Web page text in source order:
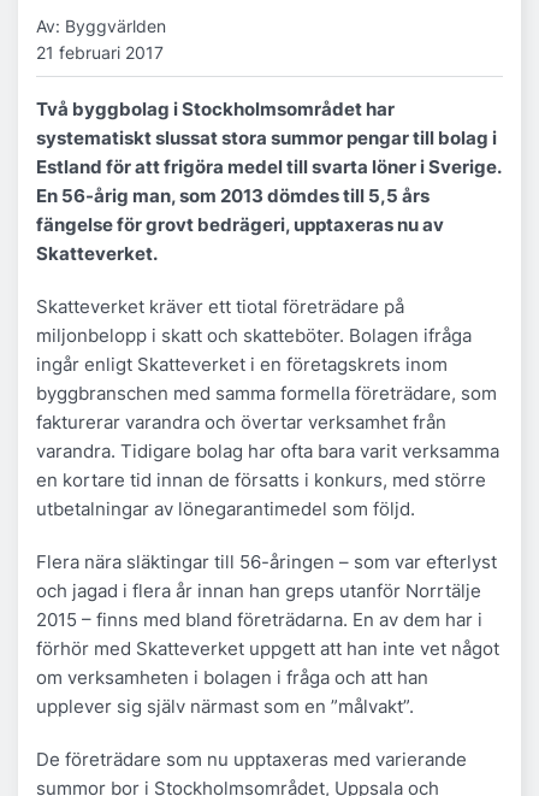
Av: Byggvärlden
21 februari 2017
Två byggbolag i Stockholmsområdet har
systematiskt slussat stora summor pengar till bolag i
Estland för att frigöra medel till svarta löner i Sverige.
En 56-årig man, som 2013 dömdes till 5,5 års
fängelse för grovt bedrägeri, upptaxeras nu av
Skatteverket.
Skatteverket kräver ett tiotal företrädare på
miljonbelopp i skatt och skatteböter. Bolagen ifråga
ingår enligt Skatteverket i en företagskrets inom
byggbranschen med samma formella företrädare, som
fakturerar varandra och övertar verksamhet från
varandra. Tidigare bolag har ofta bara varit verksamma
en kortare tid innan de försatts i konkurs, med större
utbetalningar av lönegarantimedel som följd.
Flera nära släktingar till 56-åringen – som var efterlyst
och jagad i flera år innan han greps utanför Norrtälje
2015 – finns med bland företrädarna. En av dem har i
förhör med Skatteverket uppgett att han inte vet något
om verksamheten i bolagen i fråga och att han
upplever sig själv närmast som en ”målvakt”.
De företrädare som nu upptaxeras med varierande
summor bor i Stockholmsområdet, Uppsala och